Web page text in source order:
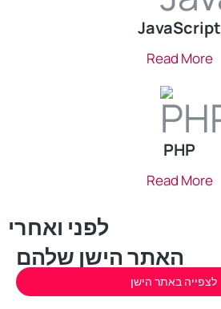
JavaScript
Read More
PHP
Read More
לפני ואחרי
האתר הישן שלהם
לצפייה באתר הישן